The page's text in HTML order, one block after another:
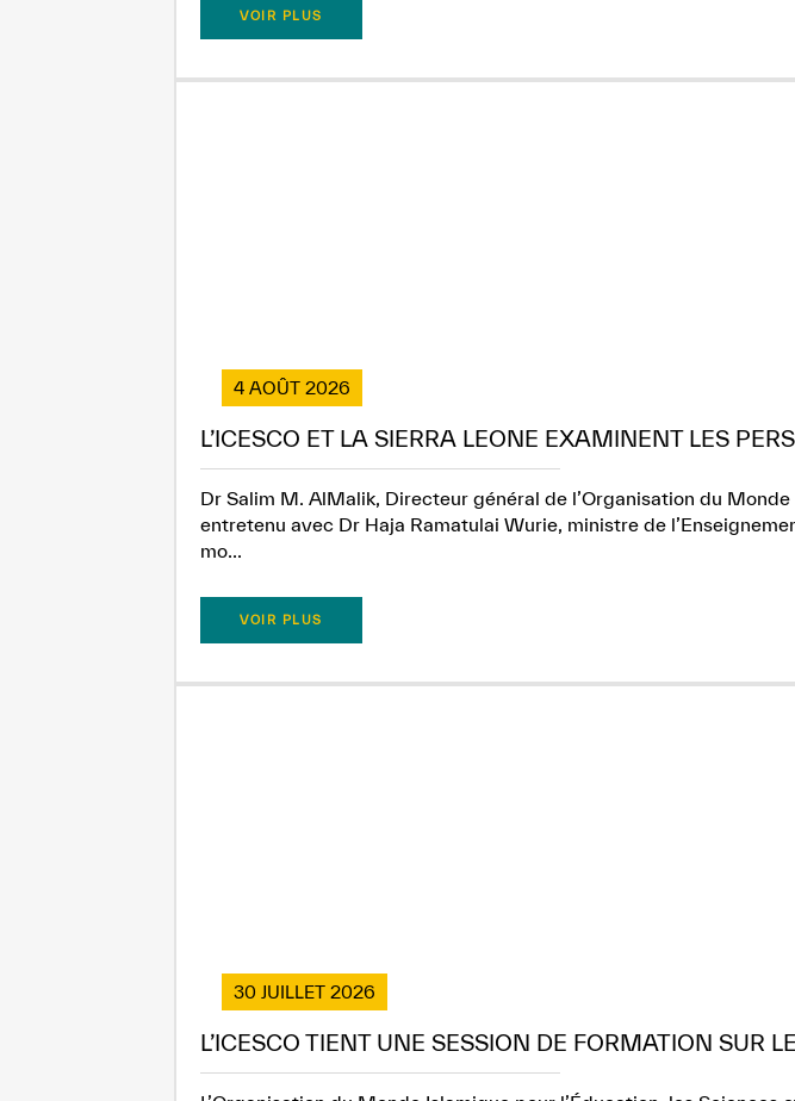
VOIR PLUS
4 AOÛT 2026
L’ICESCO ET LA SIERRA LEONE EXAMINENT LES
Dr Salim M. AlMalik, Directeur général de l’Organisation du
entretenu avec Dr Haja Ramatulai Wurie, ministre de
mo...
VOIR PLUS
30 JUILLET 2026
L’ICESCO TIENT UNE SESSION DE FORMATION SUR